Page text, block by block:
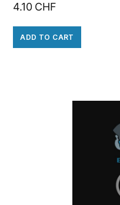
4.10 CHF
ADD TO CART